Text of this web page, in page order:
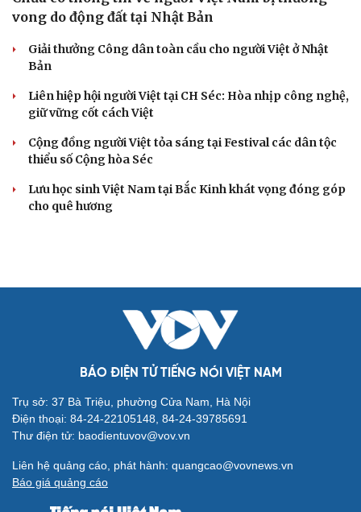
vong do động đất tại Nhật Bản
Giải thưởng Công dân toàn cầu cho người Việt ở Nhật
Bản
Liên hiệp hội người Việt tại CH Séc: Hòa nhịp công nghệ,
giữ vững cốt cách Việt
Cộng đồng người Việt tỏa sáng tại Festival các dân tộc
thiểu số Cộng hòa Séc
Lưu học sinh Việt Nam tại Bắc Kinh khát vọng đóng góp
cho quê hương
BÁO ĐIỆN TỬ TIẾNG NÓI VIỆT NAM
Trụ sở: 37 Bà Triệu, phường Cửa Nam, Hà Nội
Điện thoại: 84-24-22105148, 84-24-39785691
Thư điện tử: baodientuvov@vov.vn
Liên hệ quảng cáo, phát hành: quangcao@vovnews.vn
Báo giá quảng cáo